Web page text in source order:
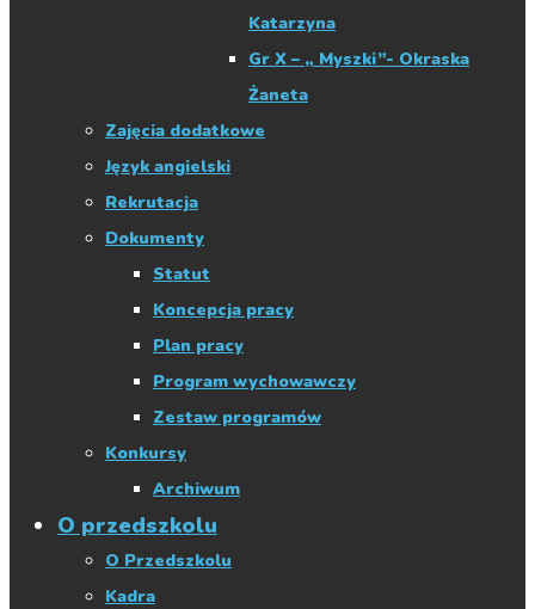
Katarzyna
Gr X – „ Myszki”- Okraska
Żaneta
Zajęcia dodatkowe
Język angielski
Rekrutacja
Dokumenty
Statut
Koncepcja pracy
Plan pracy
Program wychowawczy
Zestaw programów
Konkursy
Archiwum
O przedszkolu
O Przedszkolu
Kadra